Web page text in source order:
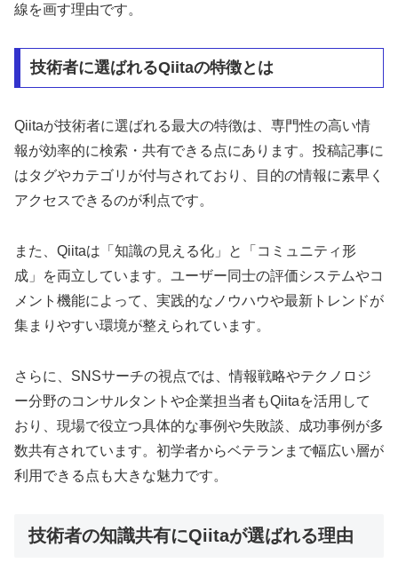
線を画す理由です。
技術者に選ばれるQiitaの特徴とは
Qiitaが技術者に選ばれる最大の特徴は、専門性の高い情
報が効率的に検索・共有できる点にあります。投稿記事に
はタグやカテゴリが付与されており、目的の情報に素早く
アクセスできるのが利点です。
また、Qiitaは「知識の見える化」と「コミュニティ形
成」を両立しています。ユーザー同士の評価システムやコ
メント機能によって、実践的なノウハウや最新トレンドが
集まりやすい環境が整えられています。
さらに、SNSサーチの視点では、情報戦略やテクノロジ
ー分野のコンサルタントや企業担当者もQiitaを活用して
おり、現場で役立つ具体的な事例や失敗談、成功事例が多
数共有されています。初学者からベテランまで幅広い層が
利用できる点も大きな魅力です。
技術者の知識共有にQiitaが選ばれる理由